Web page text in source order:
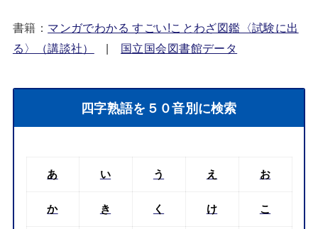
書籍： マンガでわかる すごい!ことわざ図鑑〈試験に出
る〉（講談社）
| 国立国会図書館データ
四字熟語を５０音別に検索
あ い う え お
か き く け こ